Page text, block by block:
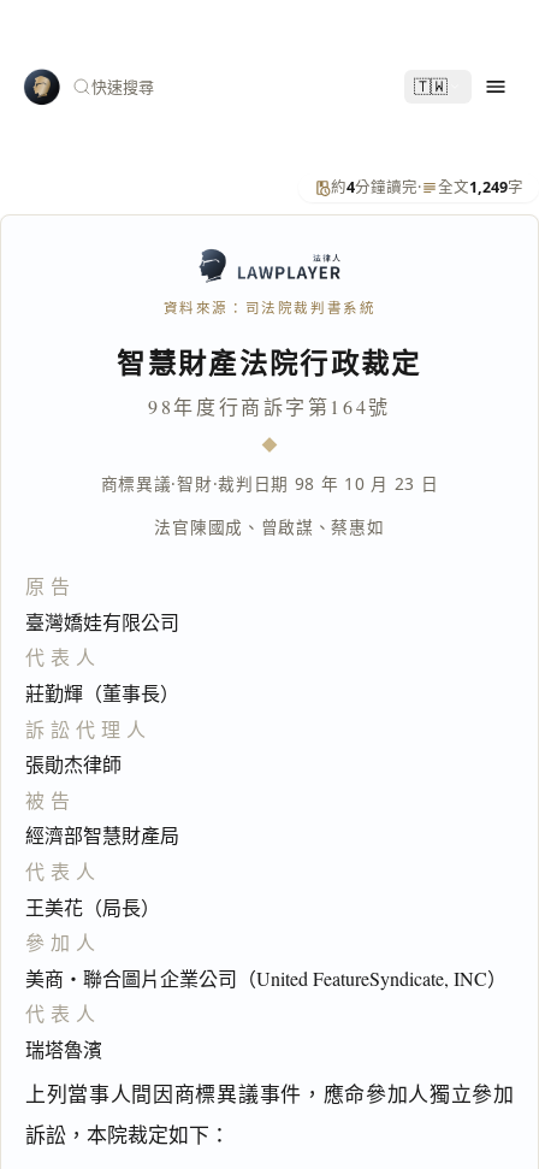
快速搜尋 🇹🇼
約4分鐘讀完· 全文1,249字
資料來源：司法院裁判書系統
智慧財產法院行政裁定
98年度行商訴字第164號
商標異議·智財·裁判日期 98 年 10 月 23 日
法官陳國成 、 曾啟謀 、蔡惠如
原告
臺灣嬌娃有限公司
代表人
莊勤輝（董事長）
訴訟代理人
張勛杰律師
被告
經濟部智慧財產局
代表人
王美花（局長）
參加人
美商‧聯合圖片企業公司（United FeatureSyndicate, INC）
代表人
瑞塔魯濱
上列當事人間因商標異議事件，應命參加人獨立參加
訴訟，本院裁定如下：